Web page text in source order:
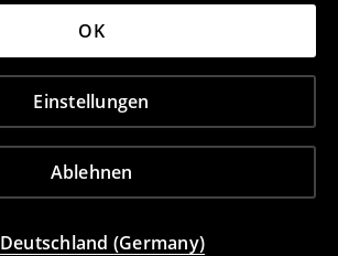
Ablehnen
Einstellungen
OK
Deutschland (Germany)